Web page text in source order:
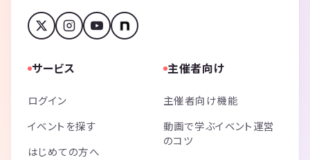
サービス
ログイン
イベントを探す
はじめての方へ
主催者向け
主催者向け機能
動画で学ぶイベント運営
のコツ